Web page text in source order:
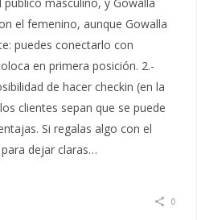
el femenino, aunque Gowalla
puedes conectarlo con
en primera posición. 2.-
de hacer checkin (en la
clientes sepan que se puede
Si regalas algo con el
dejar claras…
0